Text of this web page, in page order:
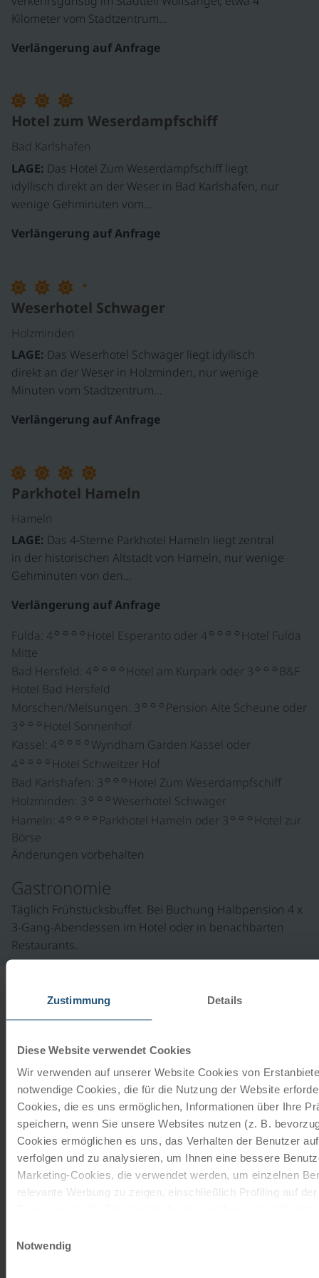
Zustimmung Details
Diese Website verwendet Cookies
Wir verwenden auf unserer Website Cookies von
notwendige Cookies, die für die Nutzung der Website
Cookies, die es uns ermöglichen, Informationen über Ihre
speichern, wenn Sie unsere Websites nutzen (z. B.
Cookies ermöglichen es uns, das Verhalten der Benutzer
verfolgen und zu analysieren, um Ihnen eine bessere
Marketing-Cookies, die verwendet werden, um einzelnen
relevante Werbung zu zeigen, einschließlich Profiling auf
entscheiden, nur notwendige Cookies zu verwenden, indem
Notwendig
Kilometer vom Stadtzentrum…
Verlängerung auf Anfrage
Hotel zum Weserdampfschiff
Bad Karlshafen
LAGE: Das Hotel Zum Weserdampfschiff liegt
idyllisch direkt an der Weser in Bad Karlshafen, nur
wenige Gehminuten vom…
Verlängerung auf Anfrage
+
Weserhotel Schwager
Holzminden
LAGE: Das Weserhotel Schwager liegt idyllisch
direkt an der Weser in Holzminden, nur wenige
Minuten vom Stadtzentrum…
Verlängerung auf Anfrage
Parkhotel Hameln
Hameln
LAGE: Das 4‑Sterne Parkhotel Hameln liegt zentral
in der historischen Altstadt von Hameln, nur wenige
Gehminuten von den…
Verlängerung auf Anfrage
Fulda: 4☼☼☼☼ Hotel Esperanto oder 4☼☼☼☼ Hotel Fulda
Mitte
Bad Hersfeld: 4☼☼☼☼ Hotel am Kurpark oder 3☼☼☼ B&F
Hotel Bad Hersfeld
Morschen/Melsungen: 3☼☼☼ Pension Alte Scheune oder
3☼☼☼ Hotel Sonnenhof
Kassel: 4☼☼☼☼Wyndham Garden Kassel oder
4☼☼☼☼ Hotel Schweitzer Hof
Bad Karlshafen: 3☼☼☼ Hotel Zum Weserdampfschiff
Holzminden: 3☼☼☼Weserhotel Schwager
Hameln: 4☼☼☼☼ Parkhotel Hameln oder 3☼☼☼ Hotel zur
Börse
Änderungen vorbehalten
Gastronomie
Täglich Frühstücksbuffet. Bei Buchung Halbpension 4 x
3-Gang-Abendessen im Hotel oder in benachbarten
Restaurants.
Ihre Leihräder
©
Tourenrad Damen klein
24 Gänge | 26"
Das 24-Gang Tourenrad ohne Rücktrittbremse ist von
den Marken Schauff oder Kalkhoff. Die Firma Schauff
stellt seit 1945…
Mehr lesen